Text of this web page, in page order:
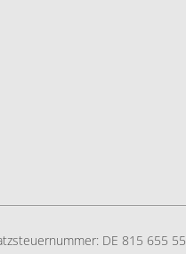
DE 815 655